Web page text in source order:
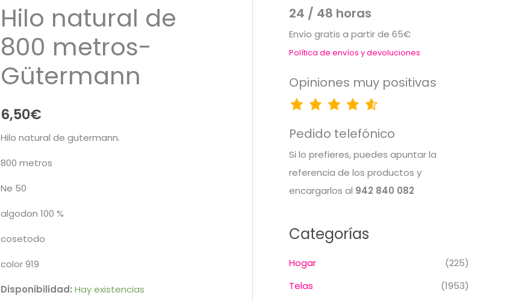
Hilo natural de
800 metros-
Gütermann
6,50€
Hilo natural de gutermann.
800 metros
Ne 50
algodon 100 %
cosetodo
color 919
Disponibilidad: Hay existencias
24 / 48 horas
Envío gratis a partir de 65€
Política de envíos y devoluciones
Opiniones muy positivas
Pedido telefónico
Si lo prefieres, puedes apuntar la
referencia de los productos y
encargarlos al 942 840 082
Categorías
Hogar
(225)
Telas
(1953)